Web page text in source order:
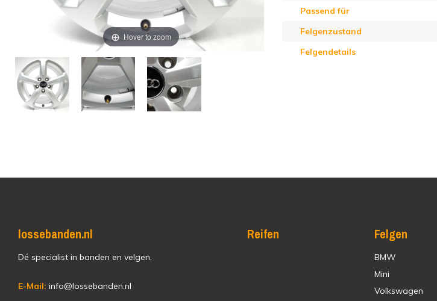
Hover to zoom
Passend für
Felgenzustand
Felgendetails
lossebanden.nl
Dé specialist in banden en velgen.
E-Mail: info@lossebanden.nl
Reifen Felgen
BMW
Mini
Volkswagen